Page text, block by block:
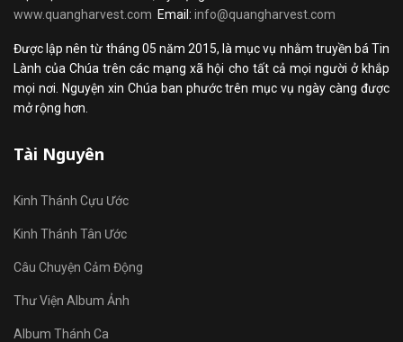
www.quangharvest.com Email: info@quangharvest.com
Được lập nên từ tháng 05 năm 2015, là mục vụ nhằm truyền bá Tin
Lành của Chúa trên các mạng xã hội cho tất cả mọi người ở khắp
mọi nơi. Nguyện xin Chúa ban phước trên mục vụ ngày càng được
mở rộng hơn.
Tài Nguyên
Kinh Thánh Cựu Ước
Kinh Thánh Tân Ước
Câu Chuyện Cảm Động
Thư Viện Album Ảnh
Album Thánh Ca